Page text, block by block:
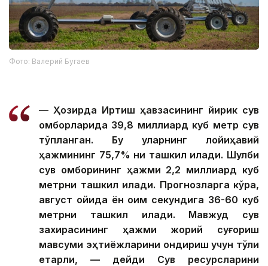
Фото: Валерий Бугаев
— Ҳозирда Иртиш ҳавзасининг йирик сув
омборларида 39,8 миллиард куб метр сув
тўпланган. Бу уларнинг лойиҳавий
ҳажмининг 75,7% ни ташкил қилади. Шулби
сув омборининг ҳажми 2,2 миллиард куб
метрни ташкил қилади. Прогнозларга кўра,
август ойида ён оқим секундига 36-60 куб
метрни ташкил қилади. Мавжуд сув
захирасининг ҳажми жорий суғориш
мавсуми эҳтиёжларини қондириш учун тўлиқ
етарли, — дейди Сув ресурсларини